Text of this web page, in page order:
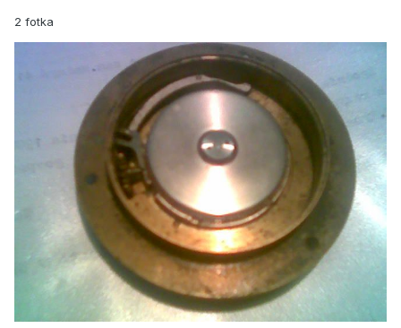
2 fotka